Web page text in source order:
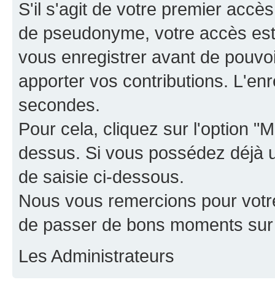
S'il s'agit de votre premier
de pseudonyme, votre accès
vous enregistrer avant de
apporter vos contributions.
secondes.
Pour cela, cliquez sur l'option
dessus. Si vous possédez déjà
de saisie ci-dessous.
Nous vous remercions pour
de passer de bons moments
Les Administrateurs